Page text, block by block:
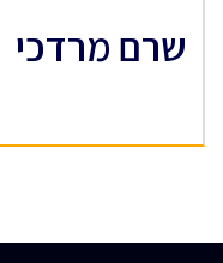
שרם מרדכי